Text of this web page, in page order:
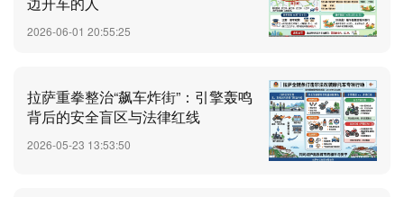
2026-06-01 20:55:25
拉萨重拳整治“飙车炸街”：引擎轰鸣
背后的安全盲区与法律红线
2026-05-23 13:53:50